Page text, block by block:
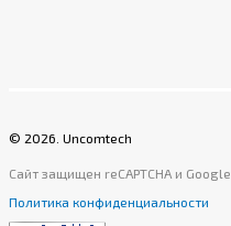
© 2026 . Uncomtech
Сайт защищен reCAPTCHA и Google
Политика конфиденциальности